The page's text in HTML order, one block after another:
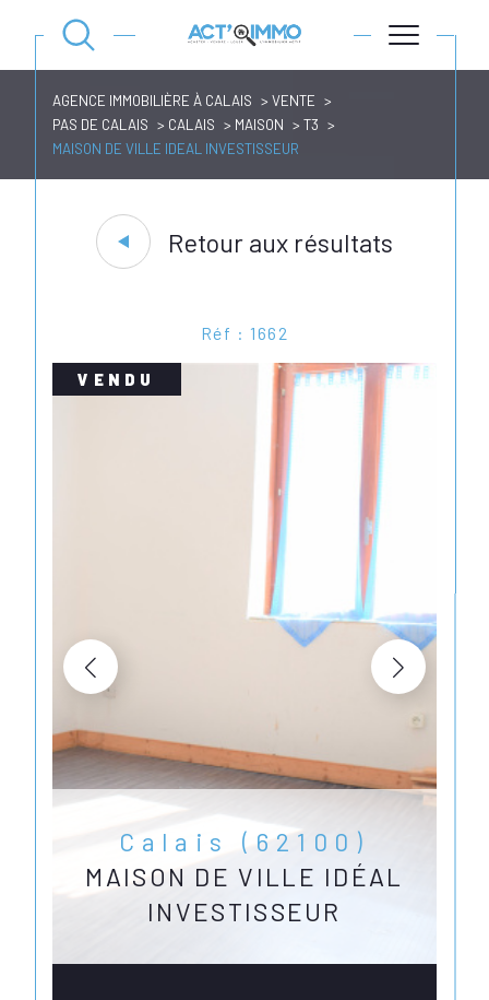
AGENCE IMMOBILIÈRE À CALAIS
VENTE
PAS DE CALAIS
CALAIS MAISON
T3
MAISON DE VILLE IDEAL INVESTISSEUR
Retour aux résultats
Réf : 1662
VENDU
Calais (62100)
MAISON DE VILLE IDÉAL
INVESTISSEUR